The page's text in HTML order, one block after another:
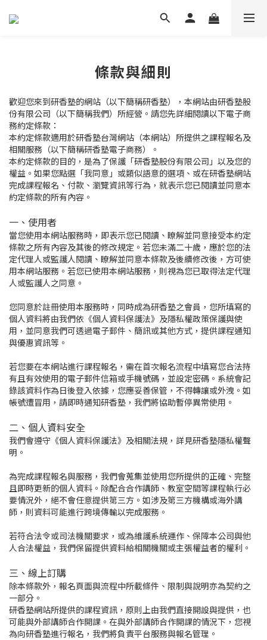
條款與細則
歡迎您來到研香塾的網站（以下簡稱研香塾），本網站由研香塾股
份有限公司（以下簡稱我們）所經營。請您先詳細閱讀以下電子商
務約定條款：
本約定條款適用於研香塾台灣網站（本網站）所提供之課程報名及
相關服務（以下簡稱研香塾電子商務）。
本約定條款的目的，是為了保護「研香塾股份有限公司」以及您的
權益。如果您點選「我同意」或類似語意的選項、或在研香塾網站
完成課程報名、付款、瀏覽資訊等行為，就表示您已閱讀並同意本
約定條款的所有內容。
一、使用者
當您使用本網站服務時，即表示您已閱讀、瞭解並同意接受本約定
條款之所有內容及其後的修改規定。若您未滿二十歲，應於您的法
定代理人或監護人閱讀、瞭解並同意本條款及後續修改後，方可使
用本網站服務。若您已使用本網站服務，則視為您已取得法定代理
人或監護人之同意。
您同意於註冊使用本服務時，同時成為研香塾之會員，您所填寫的
個人資料將由我們依《個人資料保護法》及隱私權政策保護與使
用，並同意我們可透過電子郵件、簡訊或其他方式，提供課程通知
與優惠資訊等。
若您要在本網站進行課程報名，需在首次報名流程中填寫您合法持
有且有效使用的電子郵件信箱或手機號碼，並設定密碼。系統會記
錄該資料作為日後登入依據，您應妥善保管，不得轉讓或外洩。如
帳號遭冒用，請即時通知研香塾，我們將協助暫停異常使用。
二、個人資料安全
我們會遵守《個人資料保護法》及相關法規，詳見研香塾隱私權聲
明。
為完成課程報名與服務，我們會蒐集並使用您所提供的正確、完整
且即時更新的個人資料。除配合合作講師、教室空間等課程執行必
要情況外，絕不會任意提供第三方。如涉及第三方機構或海外講
師，則資料可能進行跨境傳輸以完成服務。
若符合法令或司法機關要求，或為維護系統運作、保障本公司與他
人合法權益，我們保留提供資料給相關機關或主張權益者的權利。
三、線上訂購
除本條款外，報名頁面與流程中所載條件、限制與說明亦為契約之
一部分。
研香塾網站所提供的課程資訊，原則上由我們直接開設與提供，也
可能與外部講師合作開課。在與外部講師合作開課的情況下，您視
為向研香塾進行報名，我們將負責平台服務與報名管理。